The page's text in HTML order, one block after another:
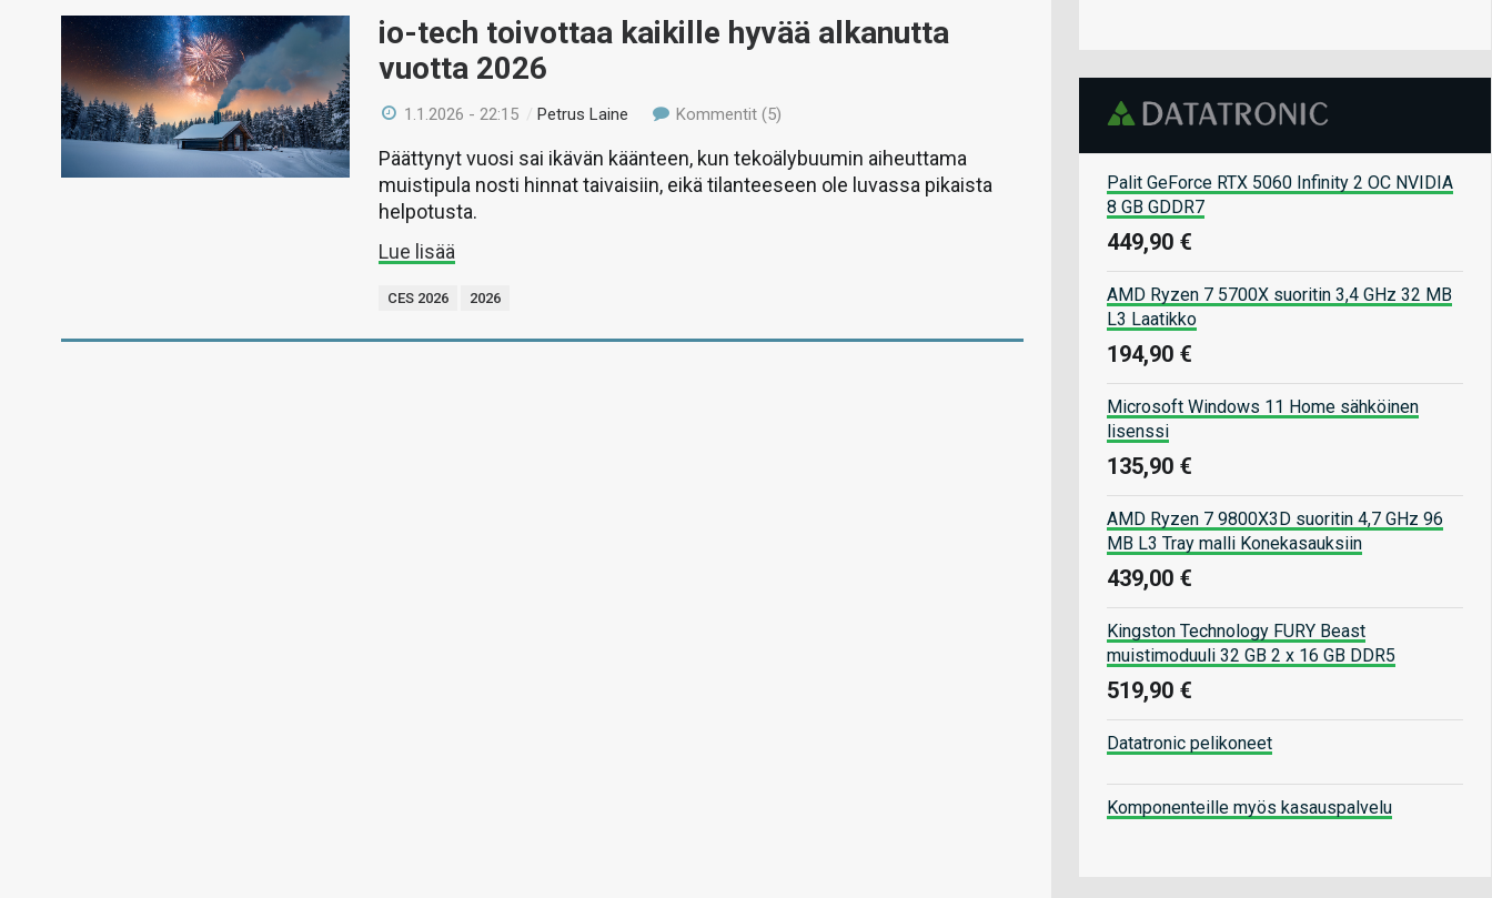
io-tech toivottaa kaikille hyvää alkanutta
vuotta 2026
1.1.2026 - 22:15 /Petrus Laine Kommentit (5)
Päättynyt vuosi sai ikävän käänteen, kun tekoälybuumin aiheuttama
muistipula nosti hinnat taivaisiin, eikä tilanteeseen ole luvassa pikaista
helpotusta.
Lue lisää
CES 2026 2026
Palit GeForce RTX 5060 Infinity 2 OC NVIDIA
8 GB GDDR7
449,90 €
AMD Ryzen 7 5700X suoritin 3,4 GHz 32 MB
L3 Laatikko
194,90 €
Microsoft Windows 11 Home sähköinen
lisenssi
135,90 €
AMD Ryzen 7 9800X3D suoritin 4,7 GHz 96
MB L3 Tray malli Konekasauksiin
439,00 €
Kingston Technology FURY Beast
muistimoduuli 32 GB 2 x 16 GB DDR5
519,90 €
Datatronic pelikoneet
Komponenteille myös kasauspalvelu